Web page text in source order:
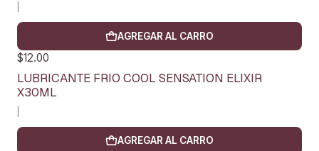
AGREGAR AL CARRO
$12.00
LUBRICANTE FRIO COOL SENSATION ELIXIR
X30ML
AGREGAR AL CARRO